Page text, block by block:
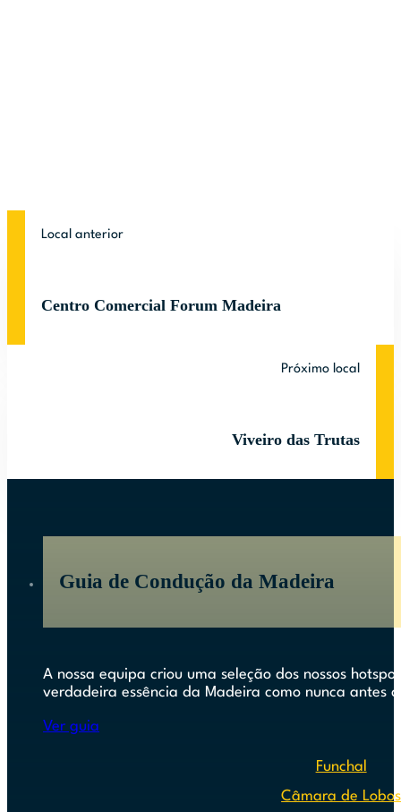
Local anterior
Centro Comercial Forum Madeira
Próximo local
Viveiro das Trutas
Guia de Condução da Madeira
A nossa equipa criou uma seleção dos nossos
verdadeira essência da Madeira como nunca antes
Ver guia
Funchal
Câmara de Lobos